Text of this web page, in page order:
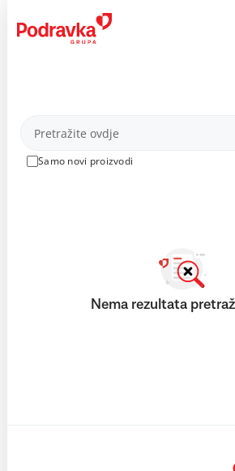
content
Proizvodi
Samo novi proizvodi
Nema rezultata